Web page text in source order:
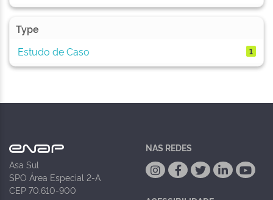
Type
Estudo de Caso
1
Asa Sul
SPO Área Especial 2-A
CEP 70.610-900
NAS REDES